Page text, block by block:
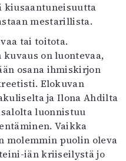
kiusaantuneisuutta
mestarillista.
tai toitota.
on luontevaa,
osana ihmiskirjon
Elokuvan
ja Ilona Ahdilta
luonnistuu
Vaikka
molemmin puolin oleva
iän kriiseilystä jo